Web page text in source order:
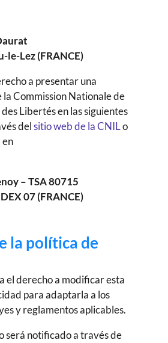
le-Lez (FRANCE)
a presentar una
Commission Nationale de
Libertés en las siguientes
delsitio web de la CNILo
en
– TSA 80715
07 (FRANCE)
la política de
el derecho a modificar esta
para adaptarla a los
y reglamentos aplicables.
será notificado a través de